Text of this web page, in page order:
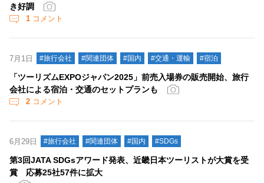
き好調
1 コメント
7月1日 #旅行会社 #関連団体 #国内 #交通・運輸 #宿泊
「ツーリズムEXPOジャパン2025」前売入場券の販売開始、旅行
会社による宿泊・交通のセットプランも
2 コメント
6月29日 #旅行会社 #関連団体 #国内 #SDGs
第3回JATA SDGsアワード発表、近畿日本ツーリストが大賞を受
賞 応募25社57件に拡大